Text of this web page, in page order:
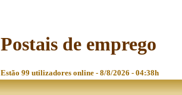
Postais de emprego
Estão 99 utilizadores online - 8/8/2026 - 04:38h